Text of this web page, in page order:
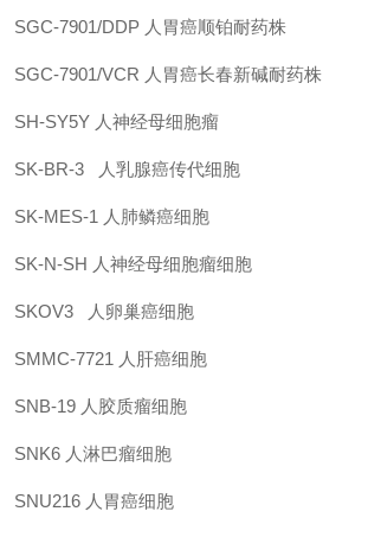
SGC-7901/DDP 人胃癌顺铂耐药株
SGC-7901/VCR 人胃癌长春新碱耐药株
SH-SY5Y 人神经母细胞瘤
SK-BR-3 人乳腺癌传代细胞
SK-MES-1 人肺鳞癌细胞
SK-N-SH 人神经母细胞瘤细胞
SKOV3 人卵巢癌细胞
SMMC-7721 人肝癌细胞
SNB-19 人胶质瘤细胞
SNK6 人淋巴瘤细胞
SNU216 人胃癌细胞